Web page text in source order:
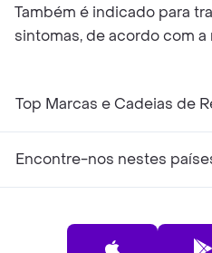
Também é indicado para
sintomas, de acordo com
Top Marcas e Cadeias de
Encontre-nos nestes